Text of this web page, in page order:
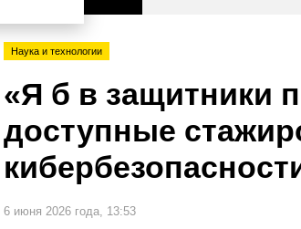
Наука и технологии
«Я б в защитники
доступные
6 июня 2026 года, 13:53